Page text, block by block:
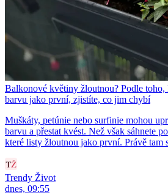
Balkonové květiny žloutnou? Podle toho,
barvu jako první, zjistíte, co jim chybí
Muškáty, petúnie nebo surfinie mohou
barvu a přestat kvést. Než však sáhnete
které listy žloutnou jako první. Právě tam
Trendy Život
dnes, 09:55